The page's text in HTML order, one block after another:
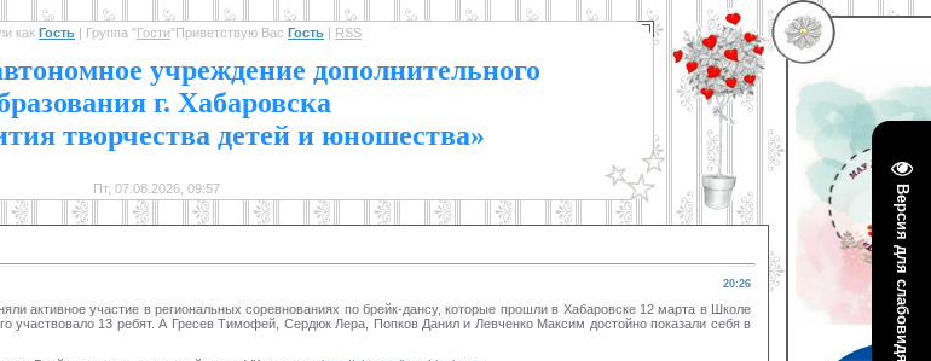
Версия для слабовидящих
как Гость | Группа "Гости"Приветствую Вас Гость | RSS
учреждение дополнительного
г. Хабаровска
творчества детей и юношества»
Пт, 07.08.2026, 09:57
20:26
активное участие в региональных соревнованиях по брейк-дансу, которые прошли в Хабаровске 12 марта в Школе
участвовало 13 ребят. А Гресев Тимофей, Сердюк Лера, Попков Данил и Левченко Максим достойно показали себя в